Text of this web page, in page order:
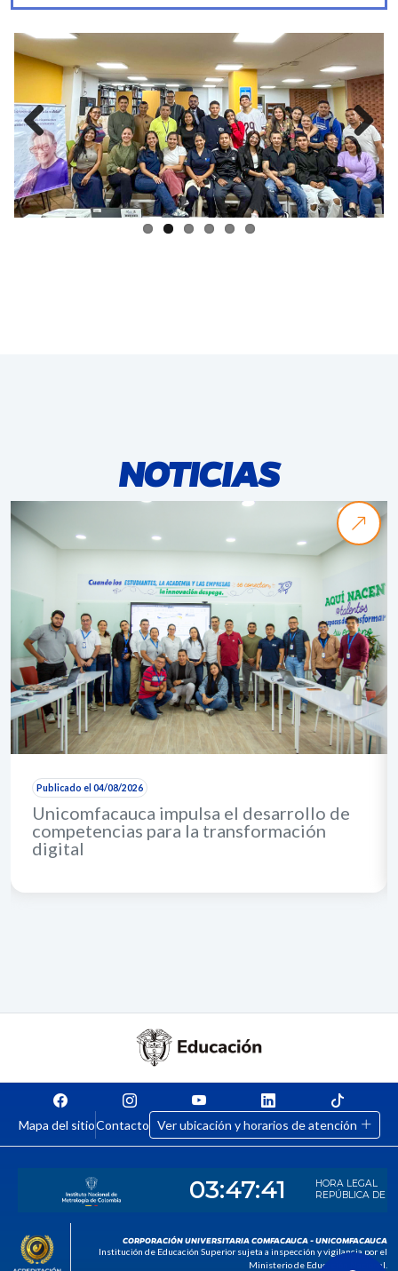
Previous Next
NOTICIAS
Publicado el 04/08/2026
Unicomfacauca impulsa el desarrollo de
competencias para la transformación
digital
Mapa del sitioContacto Ver ubicación y horarios de atención
CORPORACIÓN UNIVERSITARIA COMFACAUCA - UNICOMFACAUCA
Institución de Educación Superior sujeta a inspección y vigilancia por el
Ministerio de Educación Nacional.